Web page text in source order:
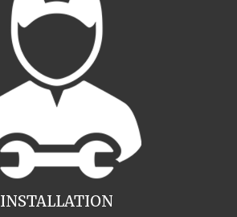
INSTALLATION